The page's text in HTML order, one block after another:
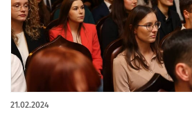
21.02.2024
artykuł z galerią zdjęć